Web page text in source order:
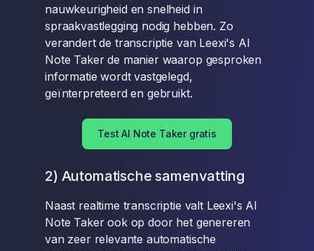
nauwkeurigheid en snelheid in
spraakvastlegging nodig hebben. Zo
verandert de transcriptie van Leexi's AI
Note Taker de manier waarop gesproken
informatie wordt vastgelegd,
geïnterpreteerd en gebruikt.
Test AI Note Taker gratis
2) Automatische samenvatting
Naast realtime transcriptie valt Leexi's AI
Note Taker ook op door het genereren
van zeer relevante automatische